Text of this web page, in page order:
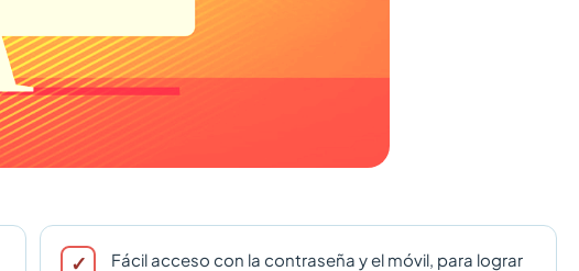
Fácil acceso con la contraseña y el móvil, para lograr